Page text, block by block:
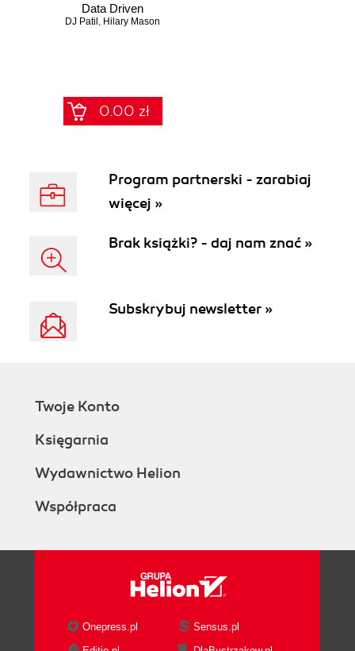
Data Driven
DJ Patil , Hilary Mason
0.00 zł
Program partnerski - zarabiaj
więcej »
Brak książki? - daj nam znać »
Subskrybuj newsletter »
Twoje Konto
Księgarnia
Wydawnictwo Helion
Współpraca
Onepress.pl
Sensus.pl